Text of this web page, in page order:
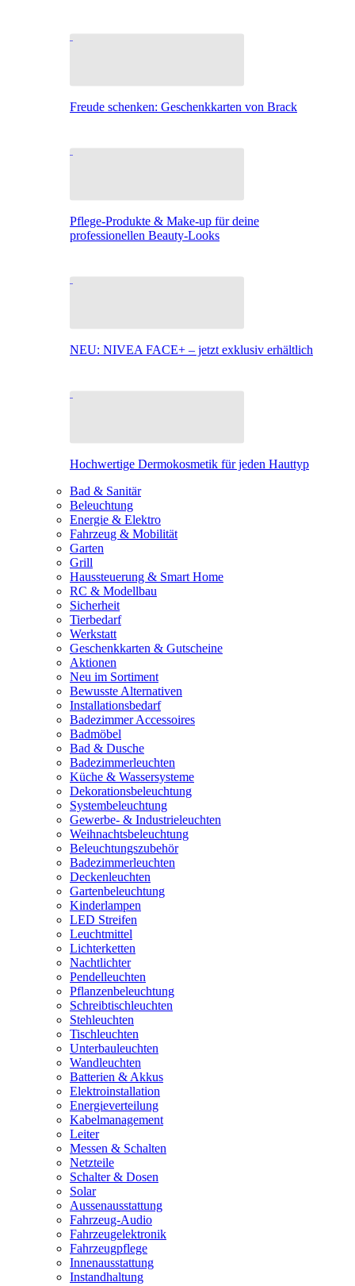
Freude schenken: Geschenkkarten von Brack
Pflege-Produkte & Make-up für deine
professionellen Beauty-Looks
NEU: NIVEA FACE+ – jetzt exklusiv erhältlich
Hochwertige Dermokosmetik für jeden Hauttyp
Bad & Sanitär
Beleuchtung
Energie & Elektro
Fahrzeug & Mobilität
Garten
Grill
Haussteuerung & Smart Home
RC & Modellbau
Sicherheit
Tierbedarf
Werkstatt
Geschenkkarten & Gutscheine
Aktionen
Neu im Sortiment
Bewusste Alternativen
Installationsbedarf
Badezimmer Accessoires
Badmöbel
Bad & Dusche
Badezimmerleuchten
Küche & Wassersysteme
Dekorationsbeleuchtung
Systembeleuchtung
Gewerbe- & Industrieleuchten
Weihnachtsbeleuchtung
Beleuchtungszubehör
Badezimmerleuchten
Deckenleuchten
Gartenbeleuchtung
Kinderlampen
LED Streifen
Leuchtmittel
Lichterketten
Nachtlichter
Pendelleuchten
Pflanzenbeleuchtung
Schreibtischleuchten
Stehleuchten
Tischleuchten
Unterbauleuchten
Wandleuchten
Batterien & Akkus
Elektroinstallation
Energieverteilung
Kabelmanagement
Leiter
Messen & Schalten
Netzteile
Schalter & Dosen
Solar
Aussenausstattung
Fahrzeug-Audio
Fahrzeugelektronik
Fahrzeugpflege
Innenausstattung
Instandhaltung